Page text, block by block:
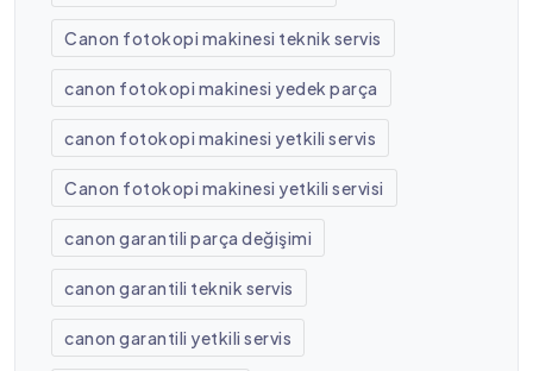
Canon fotokopi makinesi teknik servis
canon fotokopi makinesi yedek parça
canon fotokopi makinesi yetkili servis
Canon fotokopi makinesi yetkili servisi
canon garantili parça değişimi
canon garantili teknik servis
canon garantili yetkili servis